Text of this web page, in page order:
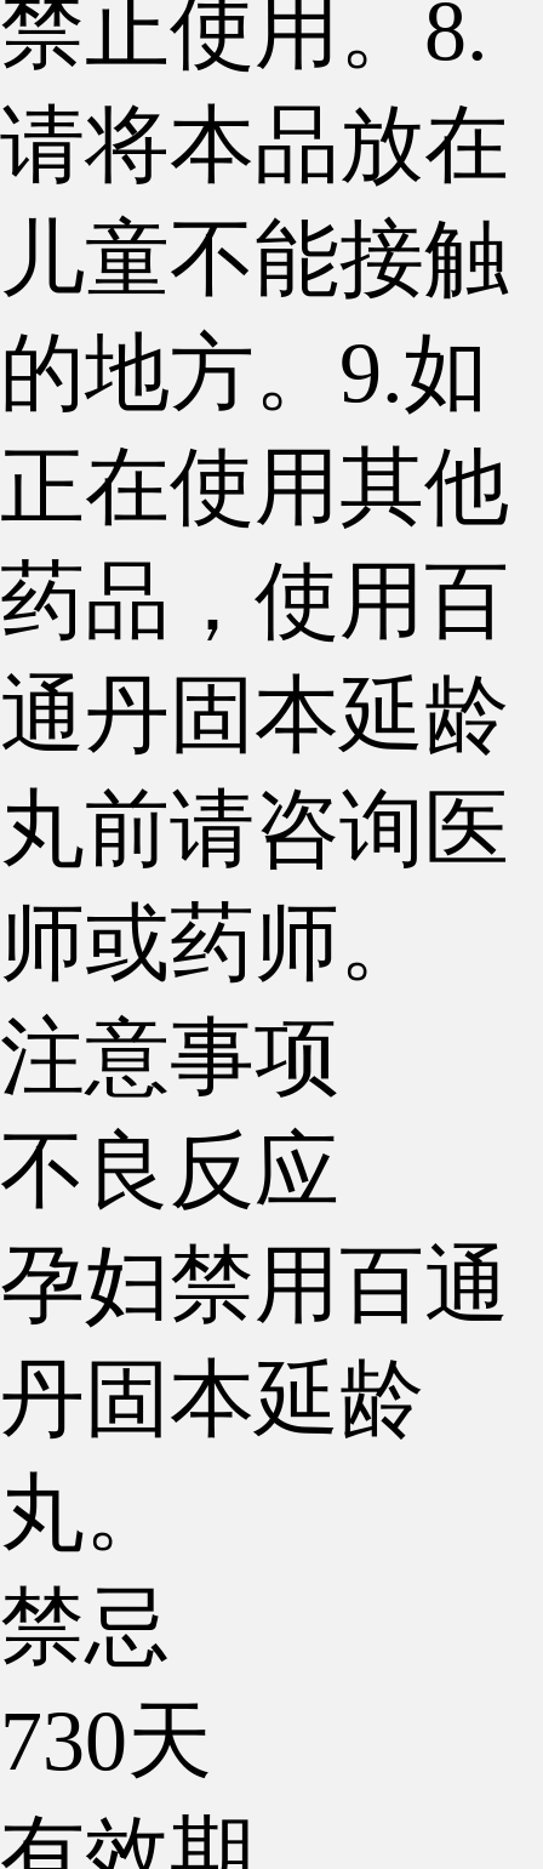
禁止使用。8.
请将本品放在
儿童不能接触
的地方。9.如
正在使用其他
药品，使用百
通丹固本延龄
丸前请咨询医
师或药师。
注意事项
不良反应
孕妇禁用百通
丹固本延龄
丸。
禁忌
730天